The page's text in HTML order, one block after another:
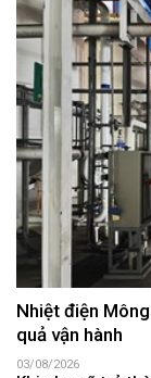
Nhiệt điện
quả vận hành
03/08/2026